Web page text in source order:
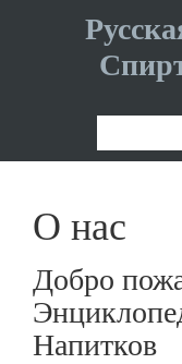
О нас
Добро
Напитков